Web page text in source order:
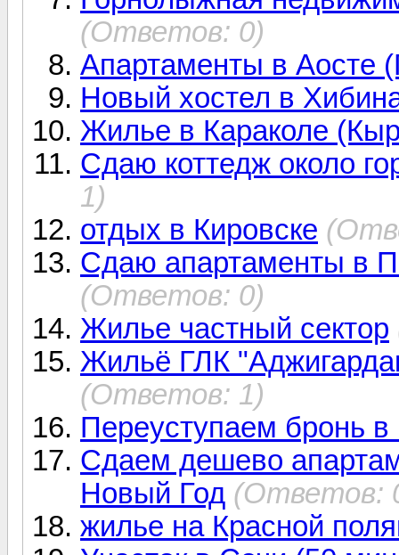
(Ответов: 0)
Апартаменты в Аосте
Новый хостел в
Жилье в Караколе
Сдаю коттедж около
1)
отдых в Кировске
Сдаю апартаменты в
(Ответов: 0)
Жилье частный сектор
Жильё ГЛК
(Ответов: 1)
Переуступаем бронь
Сдаем дешево
Новый Год (Ответов:
жилье на Красной